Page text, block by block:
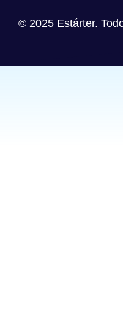
© 2025 Estárter.